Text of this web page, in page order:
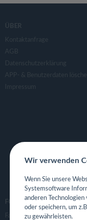
ÜBER
Kontaktanfrage
AGB
Datenschutzerklärung
APP- & Benutzerdaten
Impressum
FOLGE UNS
Facebook
Wir verwenden
Wenn Sie unsere
Systemsoftware
anderen
oder speichern, um
zu gewährleisten.
i
a